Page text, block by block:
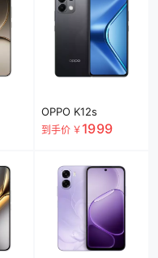
OPPO K12s
到手价 ￥ 1999